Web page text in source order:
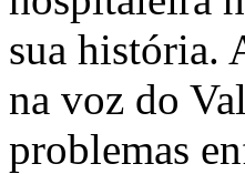
sua história.
na voz do
problemas